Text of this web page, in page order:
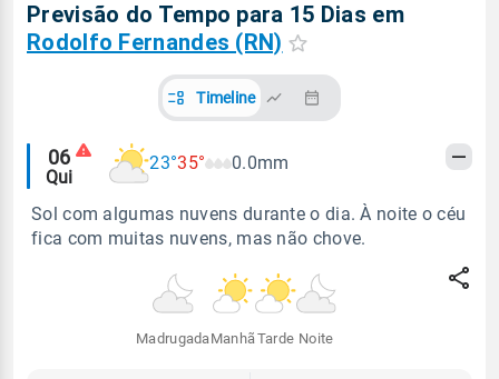
Previsão do Tempo para 15 Dias em
Rodolfo Fernandes (RN)
Timeline
Alertas
meteorológicos
06
Qui
23°35° 0.0mm
Sol com algumas nuvens durante o dia. À noite o céu
fica com muitas nuvens, mas não chove.
Madrugada Manhã Tarde Noite